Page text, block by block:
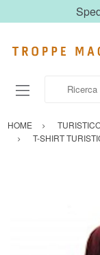
HOME
T-SHIRT